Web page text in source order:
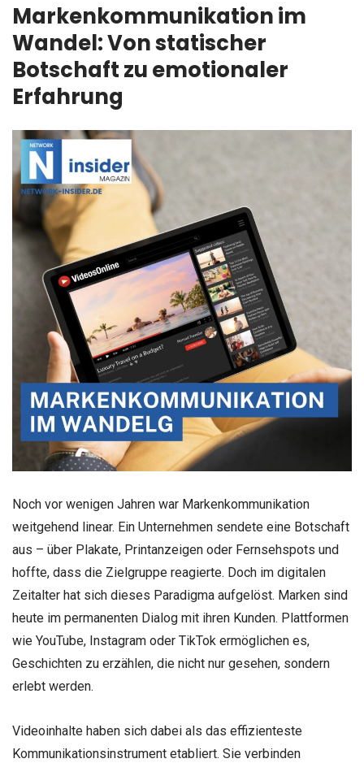
Markenkommunikation im
Wandel: Von statischer
Botschaft zu emotionaler
Erfahrung
Noch vor wenigen Jahren war Markenkommunikation
weitgehend linear. Ein Unternehmen sendete eine Botschaft
aus – über Plakate, Printanzeigen oder Fernsehspots und
hoffte, dass die Zielgruppe reagierte. Doch im digitalen
Zeitalter hat sich dieses Paradigma aufgelöst. Marken sind
heute im permanenten Dialog mit ihren Kunden. Plattformen
wie YouTube, Instagram oder TikTok ermöglichen es,
Geschichten zu erzählen, die nicht nur gesehen, sondern
erlebt werden.
Videoinhalte haben sich dabei als das effizienteste
Kommunikationsinstrument etabliert. Sie verbinden